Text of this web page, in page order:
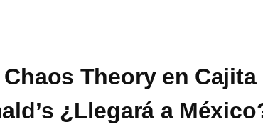
Theory en Cajita
¿Llegará a